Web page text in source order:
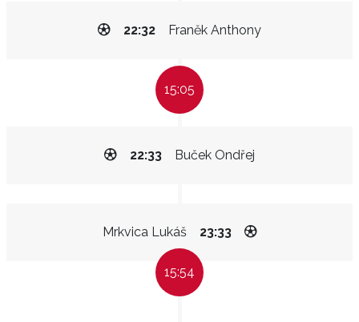
Franěk Anthony
22:32
15:05
Buček Ondřej
22:33
Mrkvica Lukáš 23:33
15:54